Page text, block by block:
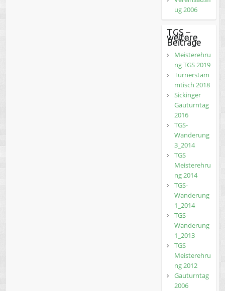
ug 2006
TGS –
weitere
Beiträge
Meisterehru
ng TGS 2019
Turnerstam
mtisch 2018
Sickinger
Gauturntag
2016
TGS-
Wanderung
3_2014
TGS
Meisterehru
ng 2014
TGS-
Wanderung
1_2014
TGS-
Wanderung
1_2013
TGS
Meisterehru
ng 2012
Gauturntag
2006